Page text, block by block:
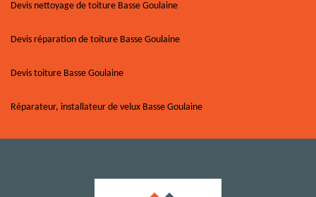
Devis nettoyage de toiture Basse Goulaine
Devis réparation de toiture Basse Goulaine
Devis toiture Basse Goulaine
Réparateur, installateur de velux Basse Goulaine